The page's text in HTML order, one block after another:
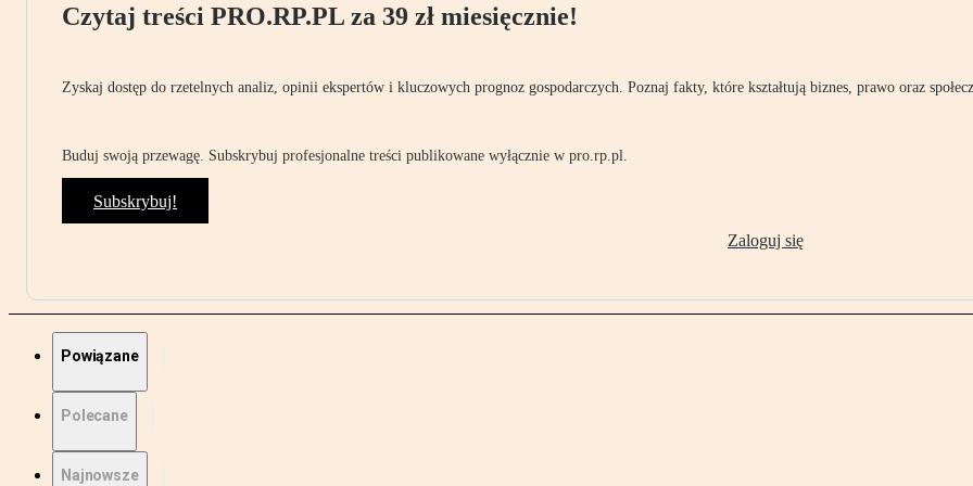
Czytaj treści PRO.RP.PL za 39 zł miesięcznie!
Zyskaj dostęp do rzetelnych analiz, opinii ekspertów i kluczowych prognoz gospodarczych. Poznaj fakty, które kształtują biznes, prawo oraz
Buduj swoją przewagę. Subskrybuj profesjonalne treści publikowane wyłącznie w pro.rp.pl.
Subskrybuj!
Zaloguj się
Powiązane
Polecane
Najnowsze